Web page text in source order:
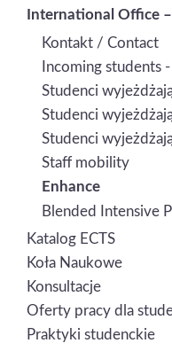
International Office
Kontakt / Contact
Incoming students
Studenci
Studenci
Studenci
Staff mobility
Enhance
Blended Intensive
Katalog ECTS
Koła Naukowe
Konsultacje
Oferty pracy dla
Praktyki studenckie